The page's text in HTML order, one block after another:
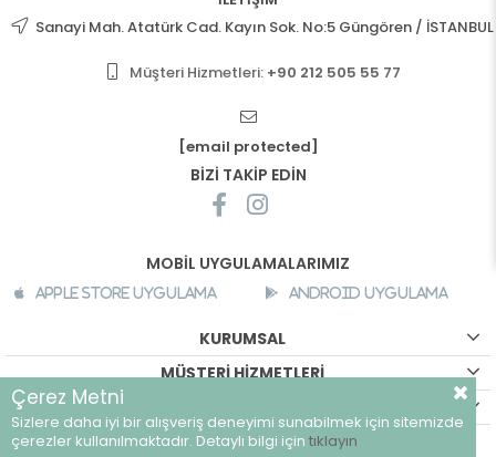
Sanayi Mah. Atatürk Cad. Kayın Sok. No:5 Güngören / İSTANBUL
Müşteri Hizmetleri: +90 212 505 55 77
[email protected]
BİZİ TAKİP EDİN
MOBİL UYGULAMALARIMIZ
Apple Store Uygulama Android Uygulama
KURUMSAL
MÜŞTERİ HİZMETLERİ
©breeze.com.tr - Tüm hakları saklıdır.
Çerez Metni
Sizlere daha iyi bir alışveriş deneyimi sunabilmek için sitemizde
çerezler kullanılmaktadır. Detaylı bilgi için tıklayın